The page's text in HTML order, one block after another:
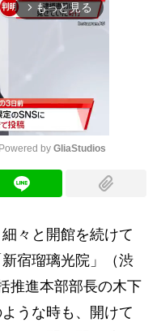
arrow_forward_ios もっと見る
Powered by GliaStudios
々と開館を続けて
宿瑠璃光院」（渋
推進本部部長の木下
うな時も、開けて